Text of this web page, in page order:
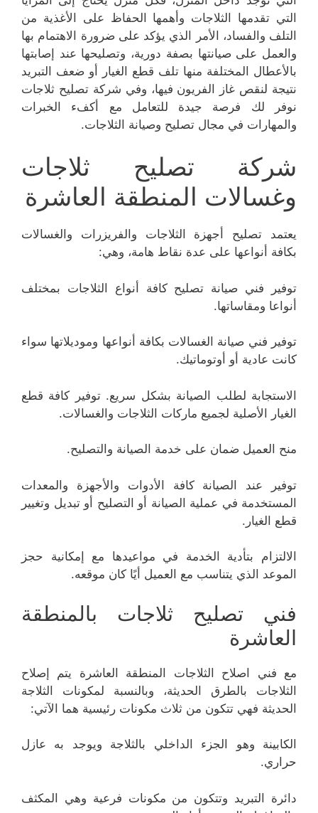
التي تقدمها الثلاجات وأهمها الحفاظ على الأغذية من
التلف والفساد، الأمر الذي يؤكد على ضرورة الاهتمام بها
والعمل على صيانتها بصفة دورية، وتصليحها عند إصابتها
بالأعطال المختلفة منها تلف قطع الغيار أو ضعف التبريد
نتيجة لنقص غاز الفريون فيها، وفي شركة تصليح ثلاجات
نوفر لك فرصة جيدة للتعامل مع أكفء الخبرات
والمهارات في مجال تصليح وصيانة الثلاجات.
شركة تصليح ثلاجات
وغسالات المنطقة العاشرة
يعتمد تصليح أجهزة الثلاجات والفريزرات والغسالات
بكافة أنواعها على عدة نقاط هامة، وهي:
توفير فني صيانة تصليح كافة أنواع الثلاجات بمختلف
أنواعا ومقاساتها.
توفير فني صيانة الغسالات بكافة أنواعها وموديلاتها سواء
كانت عادية أو أوتوماتيك.
الاستجابة لطلب الصيانة بشكل سريع. توفير كافة قطع
الغيار الأصلية لجميع ماركات الثلاجات والغسالات.
منح العميل ضمان على خدمة الصيانة والتصليح.
توفير عند الصيانة كافة الأدوات والأجهزة والمعدات
المستخدمة في عملية الصيانة أو التصليح أو تبديل وتغيير
قطع الغيار.
الالتزام بتأدية الخدمة في مواعيدها مع إمكانية حجز
الموعد الذي يتناسب مع العميل أيًا كان موقعه.
فني تصليح ثلاجات بالمنطقة
العاشرة
مع فني اصلاح الثلاجات المنطقة العاشرة يتم إصلاح
الثلاجات بالطرق الحديثة، وبالنسبة لمكونات الثلاجة
الحديثة فهي تتكون من ثلاث مكونات رئيسية هما الآتي:
الكابينة وهو الجزء الداخلي بالثلاجة ويوجد به عازل
حراري.
دائرة التبريد وتتكون من مكونات فرعية وهي المكثف